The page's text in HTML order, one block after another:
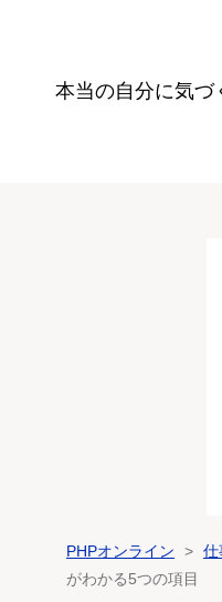
本当の自分に気づ
PHPオンライン 仕
がわかる5つの項目